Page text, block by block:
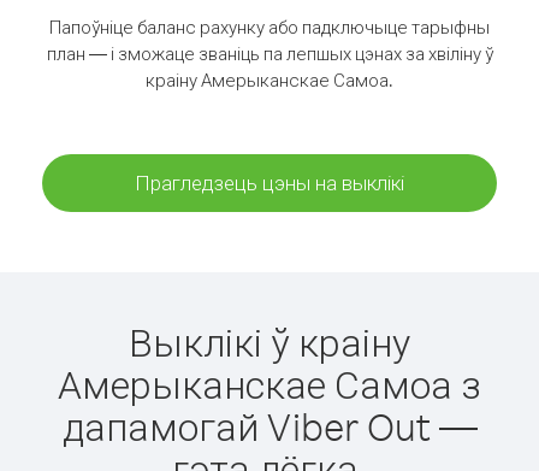
Папоўніце баланс рахунку або падключыце тарыфны
план — і зможаце званіць па лепшых цэнах за хвіліну ў
краіну Амерыканскае Самоа.
Прагледзець цэны на выклікі
Выклікі ў краіну
Амерыканскае Самоа з
дапамогай Viber Out —